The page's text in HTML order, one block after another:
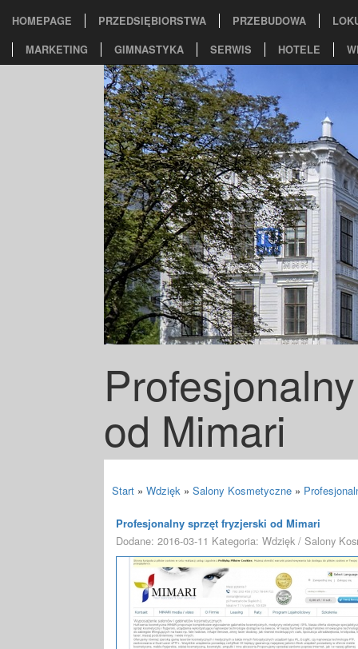
HOMEPAGE PRZEDSIĘBIORSTWA PRZEBUDOWA
MARKETING
GIMNASTYKA SERWIS HOTELE
od Mimari
Start » Wdzięk » Salony Kosmetyczne »
Profesjonalny sprzęt fryzjerski od Mimari
Dodane: 2016-03-11 Kategoria: Wdzięk / Salony